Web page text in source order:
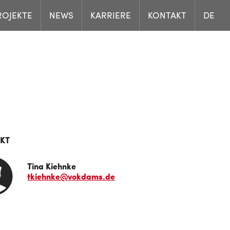
NEWS KARRIERE KONTAKT DE
Tina Kiehnke
tkiehnke@vokdams.de